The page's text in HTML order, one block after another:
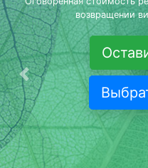
возвращении
Предыдущая